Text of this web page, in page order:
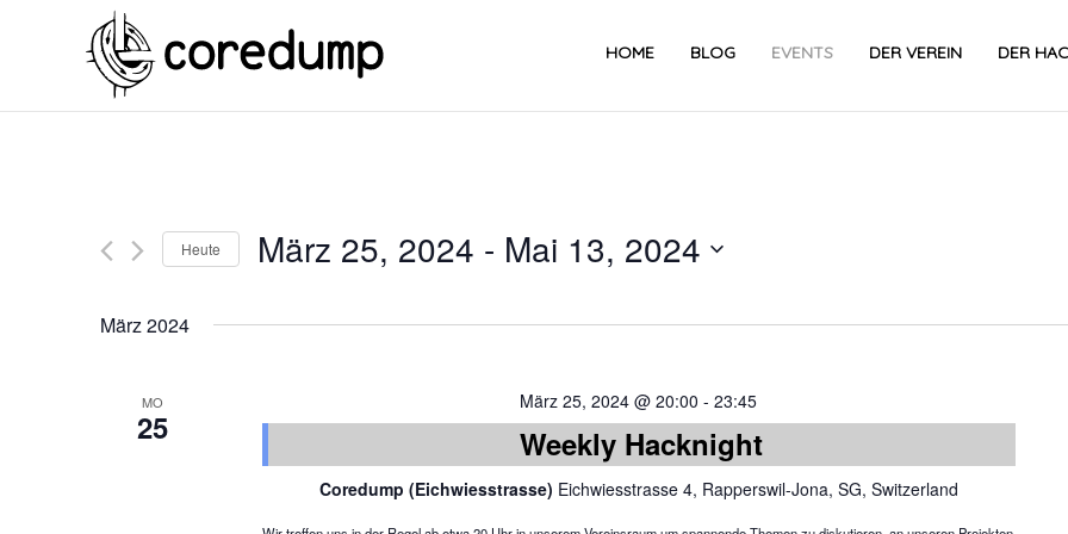
HOME BLOG EVENTS DER VEREIN DER
Heute März 25, 2024 - Mai 13, 2024
März 2024
MO
25
März 25, 2024 @ 20:00 -23:45
Weekly Hacknight
Coredump (Eichwiesstrasse) Eichwiesstrasse 4, Rapperswil-Jona, SG, Switzerland